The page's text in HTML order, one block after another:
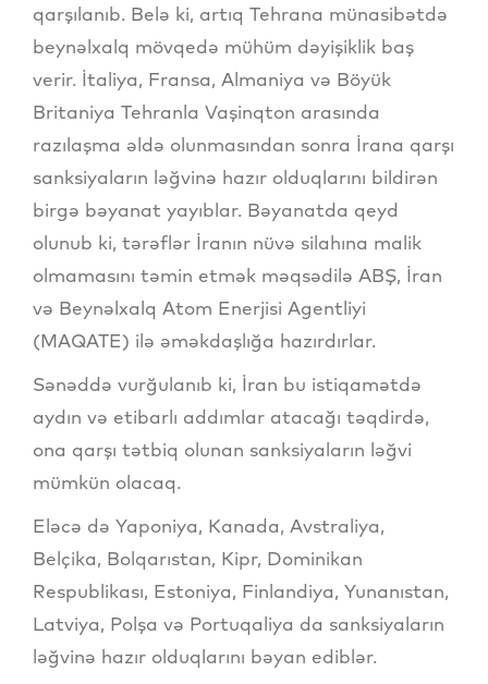
qarşılanıb. Belə ki, artıq Tehrana münasibətdə
beynəlxalq mövqedə mühüm dəyişiklik baş
verir. İtaliya, Fransa, Almaniya və Böyük
Britaniya Tehranla Vaşinqton arasında
razılaşma əldə olunmasından sonra İrana qarşı
sanksiyaların ləğvinə hazır olduqlarını bildirən
birgə bəyanat yayıblar. Bəyanatda qeyd
olunub ki, tərəflər İranın nüvə silahına malik
olmamasını təmin etmək məqsədilə ABŞ, İran
və Beynəlxalq Atom Enerjisi Agentliyi
(MAQATE) ilə əməkdaşlığa hazırdırlar.
Sənəddə vurğulanıb ki, İran bu istiqamətdə
aydın və etibarlı addımlar atacağı təqdirdə,
ona qarşı tətbiq olunan sanksiyaların ləğvi
mümkün olacaq.
Eləcə də Yaponiya, Kanada, Avstraliya,
Belçika, Bolqarıstan, Kipr, Dominikan
Respublikası, Estoniya, Finlandiya, Yunanıstan,
Latviya, Polşa və Portuqaliya da sanksiyaların
ləğvinə hazır olduqlarını bəyan ediblər.